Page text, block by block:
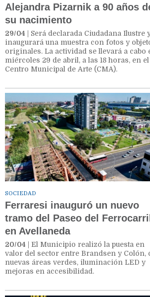
Alejandra Pizarnik a 90 años
su nacimiento
29/04 | Será declarada Ciudadana Ilustre
inaugurará una muestra con fotos y
originales. La actividad se llevará a cabo
miércoles 29 de abril, a las 18 horas, en el
Centro Municipal de Arte (CMA).
SOCIEDAD
Ferraresi inauguró un nuevo
tramo del Paseo del Ferrocarril
en Avellaneda
20/04 | El Municipio realizó la puesta en
valor del sector entre Brandsen y Colón,
nuevas áreas verdes, iluminación LED y
mejoras en accesibilidad.